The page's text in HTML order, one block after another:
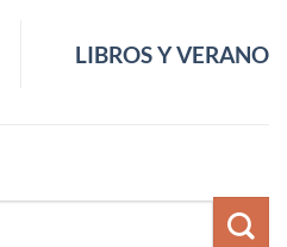
LIBROS Y VERANO